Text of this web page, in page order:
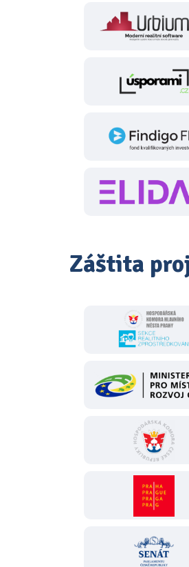
Záštita